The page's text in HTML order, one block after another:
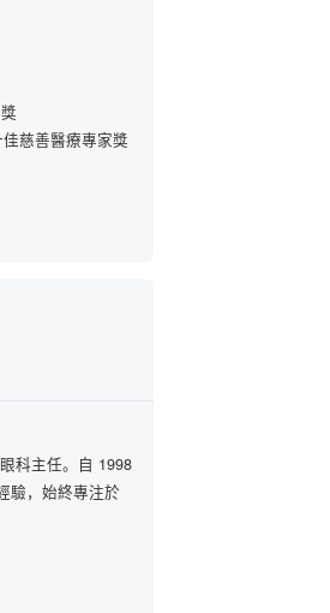
慈善醫療專家獎
科主任。自 1998
驗，始終專注於